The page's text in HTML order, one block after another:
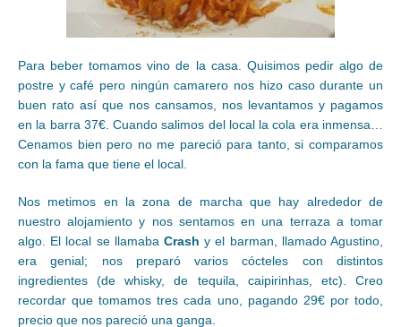
Para beber tomamos vino de la casa. Quisimos pedir algo de
postre y café pero ningún camarero nos hizo caso durante un
buen rato así que nos cansamos, nos levantamos y pagamos
en la barra 37€. Cuando salimos del local la cola era inmensa…
Cenamos bien pero no me pareció para tanto, si comparamos
con la fama que tiene el local.
Nos metimos en la zona de marcha que hay alrededor de
nuestro alojamiento y nos sentamos en una terraza a tomar
algo. El local se llamaba Crash y el barman, llamado Agustino,
era genial; nos preparó varios cócteles con distintos
ingredientes (de whisky, de tequila, caipirinhas, etc). Creo
recordar que tomamos tres cada uno, pagando 29€ por todo,
precio que nos pareció una ganga.